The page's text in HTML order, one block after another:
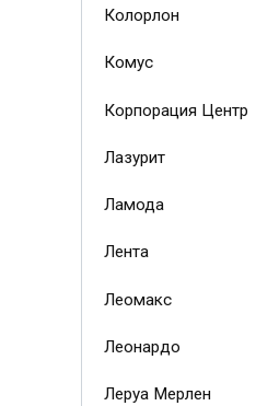
Колорлон
Комус
Корпорация Центр
Лазурит
Ламода
Лента
Леомакс
Леонардо
Леруа Мерлен